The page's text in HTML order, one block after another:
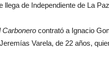
llega de Independiente de La
Carbonero contrató a Ignacio
Varela, de 22 años,